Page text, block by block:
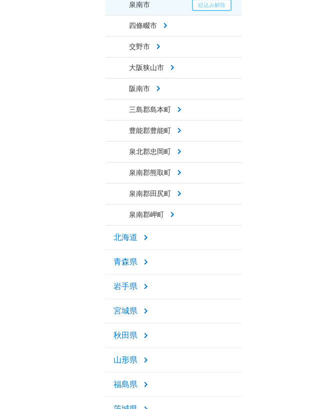
泉南市
四條畷市
交野市
大阪狭山市
阪南市
三島郡島本町
豊能郡豊能町
泉北郡忠岡町
泉南郡熊取町
泉南郡田尻町
泉南郡岬町
北海道
青森県
岩手県
宮城県
秋田県
山形県
福島県